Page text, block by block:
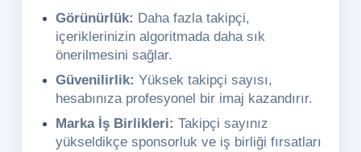
Görünürlük: Daha fazla takipçi,
içeriklerinizin algoritmada daha sık
önerilmesini sağlar.
Güvenilirlik: Yüksek takipçi sayısı,
hesabınıza profesyonel bir imaj kazandırır.
Marka İş Birlikleri: Takipçi sayınız
yükseldikçe sponsorluk ve iş birliği fırsatları